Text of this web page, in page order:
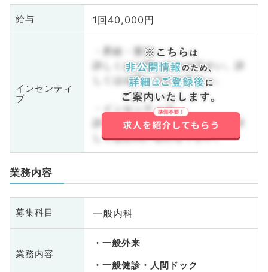
給与 1回40,000円
インセンティ
ブ
・昇給・賞与
詳しくはお問い合わせ下さい。詳
しくはお問い合わせ下さい。
・インセンティブ
詳しくはお問い合わせ下さい。詳
しくはお問い合わせ下さい。
業務内容
募集科目 一般内科
業務内容
一般外来
一般健診・人間ドック